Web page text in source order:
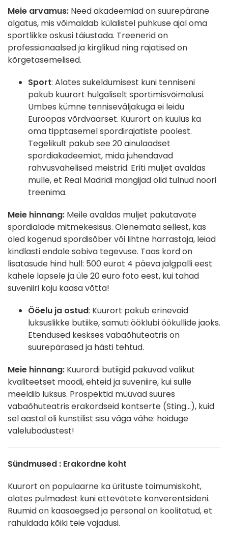
Meie arvamus: Need akadeemiad on suurepärane
algatus, mis võimaldab külalistel puhkuse ajal oma
sportlikke oskusi täiustada. Treenerid on
professionaalsed ja kirglikud ning rajatised on
kõrgetasemelised.
Sport: Alates sukeldumisest kuni tenniseni
pakub kuurort hulgaliselt sportimisvõimalusi.
Umbes kümne tenniseväljakuga ei leidu
Euroopas võrdväärset. Kuurort on kuulus ka
oma tipptasemel spordirajatiste poolest.
Tegelikult pakub see 20 ainulaadset
spordiakadeemiat, mida juhendavad
rahvusvahelised meistrid. Eriti muljet avaldas
mulle, et Real Madridi mängijad olid tulnud noori
treenima.
Meie hinnang: Meile avaldas muljet pakutavate
spordialade mitmekesisus. Olenemata sellest, kas
oled kogenud spordisõber või lihtne harrastaja, leiad
kindlasti endale sobiva tegevuse. Taas kord on
lisatasude hind hull: 500 eurot 4 päeva jalgpalli eest
kahele lapsele ja üle 20 euro foto eest, kui tahad
suveniiri koju kaasa võtta!
Ööelu ja ostud: Kuurort pakub erinevaid
luksuslikke butiike, samuti ööklubi öökullide jaoks.
Etendused keskses vabaõhuteatris on
suurepärased ja hästi tehtud.
Meie hinnang: Kuurordi butiigid pakuvad valikut
kvaliteetset moodi, ehteid ja suveniire, kui sulle
meeldib luksus. Prospektid müüvad suures
vabaõhuteatris erakordseid kontserte (Sting...), kuid
sel aastal oli kunstilist sisu väga vähe: hoiduge
valelubadustest!
Sündmused : Erakordne koht
Kuurort on populaarne ka ürituste toimumiskoht,
alates pulmadest kuni ettevõtete konverentsideni.
Ruumid on kaasaegsed ja personal on koolitatud, et
rahuldada kõiki teie vajadusi.